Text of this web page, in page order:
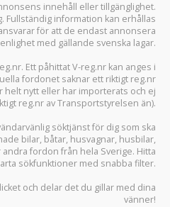
innehåll eller tillgänglighet.
Fullständig information kan erhållas
för att de endast annonsera
med gällande svenska lagar.
Ett påhittat V-reg.nr kan anges i
fordonet saknar ett riktigt reg.nr
helt nytt eller har importerats och ej
reg.nr av Transportstyrelsen än).
söktjänst för dig som ska
bilar, båtar, husvagnar, husbilar,
andra fordon från hela Sverige. Hitta
sökfunktioner med snabba filter.
och delar det du gillar med dina
vänner!